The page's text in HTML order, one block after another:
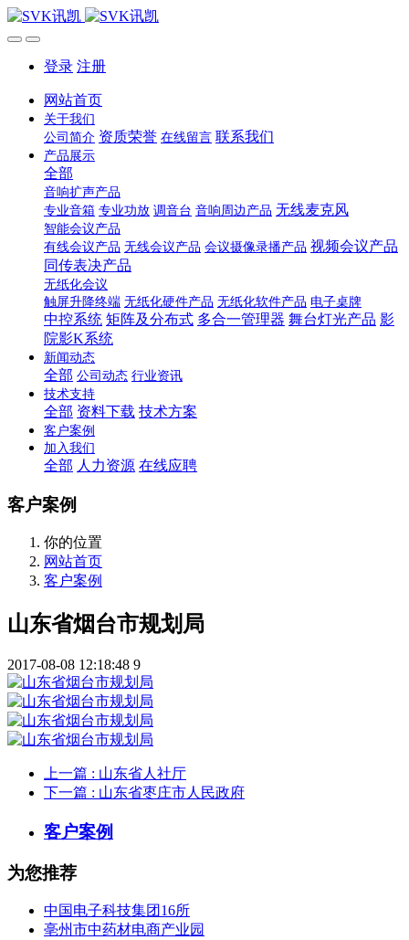
登录 注册
网站首页
关于我们
公司简介 资质荣誉 在线留言 联系我们
产品展示
全部
音响扩声产品
专业音箱 专业功放 调音台 音响周边产品 无线麦克风
智能会议产品
有线会议产品 无线会议产品 会议摄像录播产品 视频会议产品
同传表决产品
无纸化会议
触屏升降终端 无纸化硬件产品 无纸化软件产品 电子桌牌
中控系统 矩阵及分布式 多合一管理器 舞台灯光产品 影
院影K系统
新闻动态
全部 公司动态 行业资讯
技术支持
全部 资料下载 技术方案
客户案例
加入我们
全部 人力资源 在线应聘
客户案例
你的位置
网站首页
客户案例
山东省烟台市规划局
2017-08-08 12:18:48 9
上一篇 : 山东省人社厅
下一篇 : 山东省枣庄市人民政府
客户案例
为您推荐
中国电子科技集团16所
亳州市中药材电商产业园